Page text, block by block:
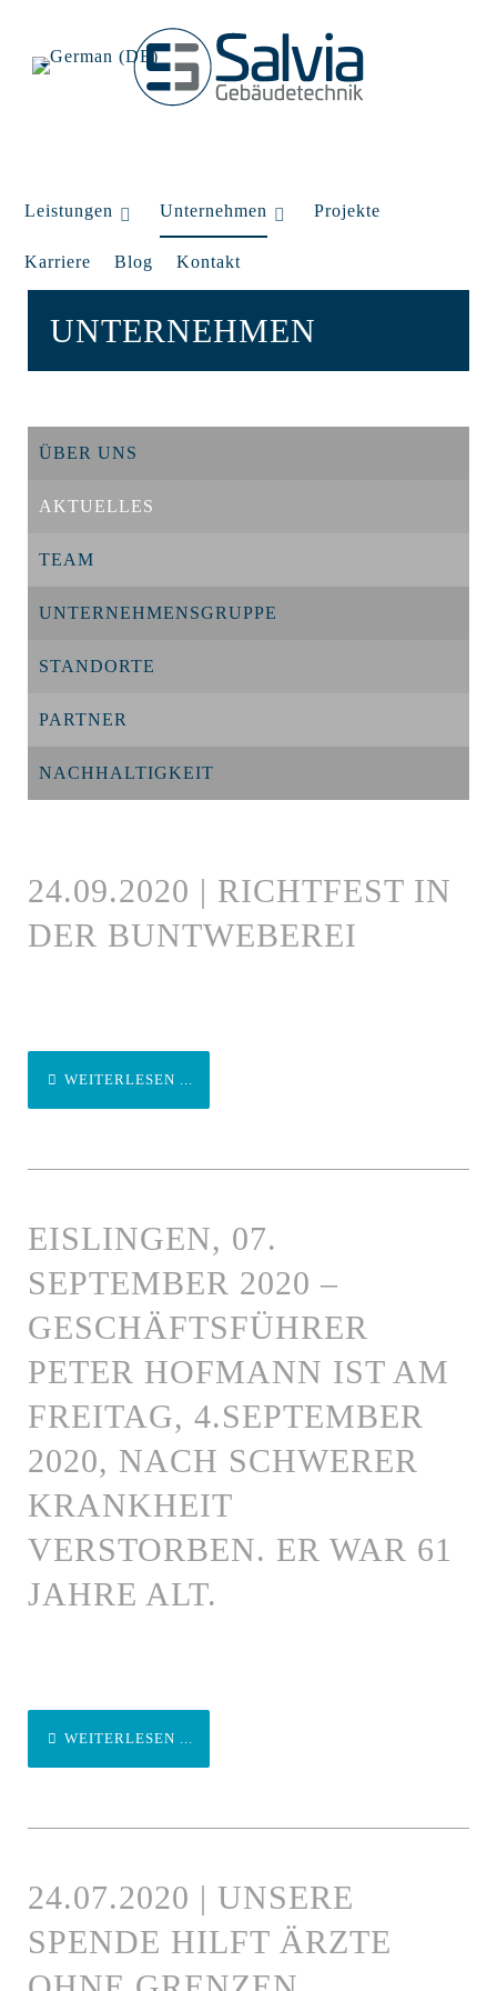
Leistungen Unternehmen Projekte
Karriere Blog Kontakt
UNTERNEHMEN
ÜBER UNS
AKTUELLES
TEAM
UNTERNEHMENSGRUPPE
STANDORTE
PARTNER
NACHHALTIGKEIT
24.09.2020 | RICHTFEST IN
DER BUNTWEBEREI
WEITERLESEN ...
EISLINGEN, 07.
SEPTEMBER 2020 –
GESCHÄFTSFÜHRER
PETER HOFMANN IST AM
FREITAG, 4.SEPTEMBER
2020, NACH SCHWERER
KRANKHEIT
VERSTORBEN. ER WAR 61
JAHRE ALT.
WEITERLESEN ...
24.07.2020 | UNSERE
SPENDE HILFT ÄRZTE